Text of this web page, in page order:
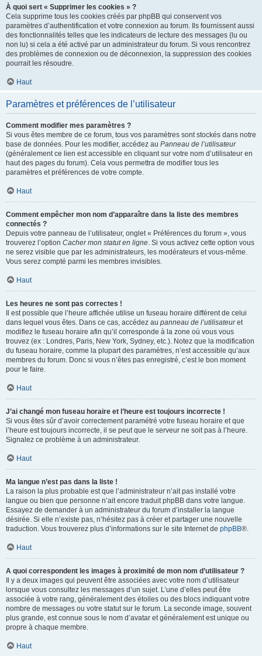
À quoi sert « Supprimer les cookies » ?
Cela supprime tous les cookies créés par phpBB qui conservent vos
paramètres d’authentification et votre connexion au forum. Ils fournissent aussi
des fonctionnalités telles que les indicateurs de lecture des messages (lu ou
non lu) si cela a été activé par un administrateur du forum. Si vous rencontrez
des problèmes de connexion ou de déconnexion, la suppression des cookies
pourrait les résoudre.
Haut
Paramètres et préférences de l’utilisateur
Comment modifier mes paramètres ?
Si vous êtes membre de ce forum, tous vos paramètres sont stockés dans notre
base de données. Pour les modifier, accédez au Panneau de l’utilisateur
(généralement ce lien est accessible en cliquant sur votre nom d’utilisateur en
haut des pages du forum). Cela vous permettra de modifier tous les
paramètres et préférences de votre compte.
Haut
Comment empêcher mon nom d’apparaître dans la liste des membres
connectés ?
Depuis votre panneau de l’utilisateur, onglet « Préférences du forum », vous
trouverez l’option Cacher mon statut en ligne. Si vous activez cette option vous
ne serez visible que par les administrateurs, les modérateurs et vous-même.
Vous serez compté parmi les membres invisibles.
Haut
Les heures ne sont pas correctes !
Il est possible que l’heure affichée utilise un fuseau horaire différent de celui
dans lequel vous êtes. Dans ce cas, accédez au panneau de l’utilisateuret
modifiez le fuseau horaire afin qu’il corresponde à la zone où vous vous
trouvez (ex : Londres, Paris, New York, Sydney, etc.). Notez que la modification
du fuseau horaire, comme la plupart des paramètres, n’est accessible qu’aux
membres du forum. Donc si vous n’êtes pas enregistré, c’est le bon moment
pour le faire.
Haut
J’ai changé mon fuseau horaire et l’heure est toujours incorrecte !
Si vous êtes sûr d’avoir correctement paramétré votre fuseau horaire et que
l’heure est toujours incorrecte, il se peut que le serveur ne soit pas à l’heure.
Signalez ce problème à un administrateur.
Haut
Ma langue n’est pas dans la liste !
La raison la plus probable est que l’administrateur n’ait pas installé votre
langue ou bien que personne n’ait encore traduit phpBB dans votre langue.
Essayez de demander à un administrateur du forum d’installer la langue
désirée. Si elle n’existe pas, n’hésitez pas à créer et partager une nouvelle
traduction. Vous trouverez plus d’informations sur le site Internet de phpBB®.
Haut
A quoi correspondent les images à proximité de mon nom d’utilisateur ?
Il y a deux images qui peuvent être associées avec votre nom d’utilisateur
lorsque vous consultez les messages d’un sujet. L’une d’elles peut être
associée à votre rang, généralement des étoiles ou des blocs indiquant votre
nombre de messages ou votre statut sur le forum. La seconde image, souvent
plus grande, est connue sous le nom d’avatar et généralement est unique ou
propre à chaque membre.
Haut